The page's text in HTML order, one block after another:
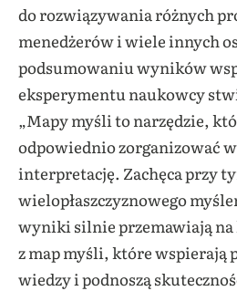
do rozwiązywania różnych
menedżerów i wiele innych
podsumowaniu wyników
eksperymentu naukowcy
„Mapy myśli to narzędzie,
odpowiednio zorganizować
interpretację. Zachęca przy
wielopłaszczyznowego
wyniki silnie przemawiają
z map myśli, które wspierają
wiedzy i podnoszą